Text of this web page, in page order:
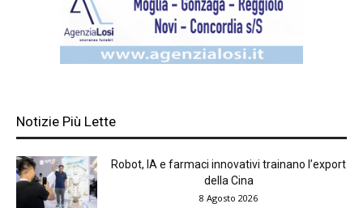
Notizie Più Lette
Robot, IA e farmaci innovativi trainano l’export
della Cina
8 Agosto 2026